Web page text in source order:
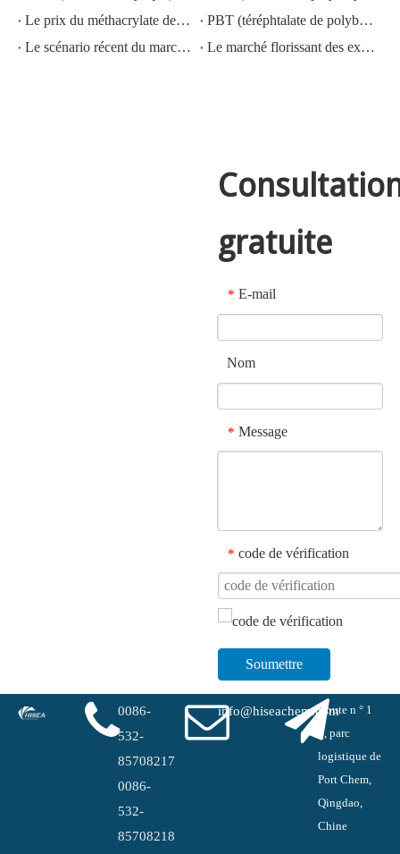
Le prix du méthacrylate de méthyle MMA CAS 80-62-6 diminue fortement
PBT (téréphtalate de polybutylène) CAS NO.26062-94-2
Le scénario récent du marché de l'acide sulfurique en Chine : une année en revue
Le marché florissant des exportations d'hydroxyde de potassium, d'hydroxyde de sodium et de peroxyde d'hydrogène depuis la Chine : un examen de l'année écoulée
gratuite
* E-mail
Nom
* Message
* code de vérification
Soumettre
0086-
532-
85708217
0086-
532-
85708218
info@hiseachem.comRoute n ° 1
#, parc
logistique de
Port Chem,
Qingdao,
Chine